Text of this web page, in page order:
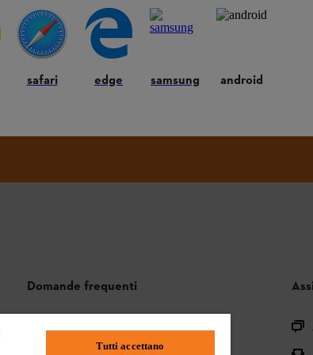
Iscriviti ora
Domande frequenti
safari edge samsung android
Tutti accettano